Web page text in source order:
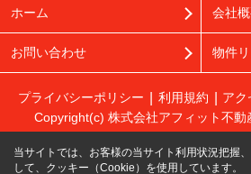
ホーム 会社
お問い合わせ 物件
プライバシーポリシー 利用規約 アク
Copyright(c) 株式会社アフィット不動
当サイトでは、お客様の当サイト利用状況把握
して、クッキー（Cookie）を使用しています。